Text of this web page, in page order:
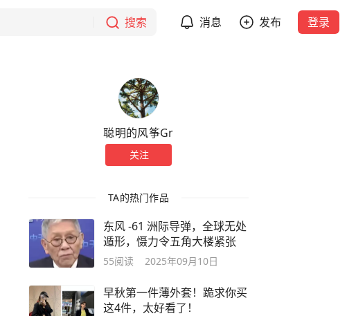
搜索 消息 发布 登录
聪明的风筝Gr
关注
TA的热门作品
东风 -61 洲际导弹，全球无处
遁形，慑力令五角大楼紧张
55阅读 2025年09月10日
早秋第一件薄外套！跪求你买
这4件，太好看了！